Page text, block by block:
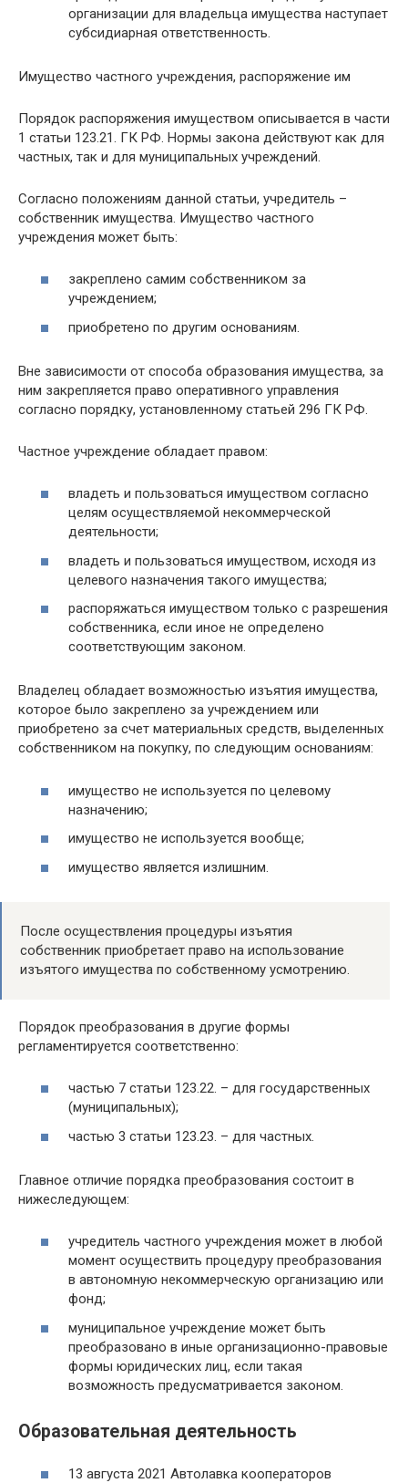
организации для владельца имущества наступает
субсидиарная ответственность.
Имущество частного учреждения, распоряжение им
Порядок распоряжения имуществом описывается в части
1 статьи 123.21. ГК РФ. Нормы закона действуют как для
частных, так и для муниципальных учреждений.
Согласно положениям данной статьи, учредитель –
собственник имущества. Имущество частного
учреждения может быть:
закреплено самим собственником за
учреждением;
приобретено по другим основаниям.
Вне зависимости от способа образования имущества, за
ним закрепляется право оперативного управления
согласно порядку, установленному статьей 296 ГК РФ.
Частное учреждение обладает правом:
владеть и пользоваться имуществом согласно
целям осуществляемой некоммерческой
деятельности;
владеть и пользоваться имуществом, исходя из
целевого назначения такого имущества;
распоряжаться имуществом только с разрешения
собственника, если иное не определено
соответствующим законом.
Владелец обладает возможностью изъятия имущества,
которое было закреплено за учреждением или
приобретено за счет материальных средств, выделенных
собственником на покупку, по следующим основаниям:
имущество не используется по целевому
назначению;
имущество не используется вообще;
имущество является излишним.
После осуществления процедуры изъятия
собственник приобретает право на использование
изъятого имущества по собственному усмотрению.
Порядок преобразования в другие формы
регламентируется соответственно:
частью 7 статьи 123.22. – для государственных
(муниципальных);
частью 3 статьи 123.23. – для частных.
Главное отличие порядка преобразования состоит в
нижеследующем:
учредитель частного учреждения может в любой
момент осуществить процедуру преобразования
в автономную некоммерческую организацию или
фонд;
муниципальное учреждение может быть
преобразовано в иные организационно-правовые
формы юридических лиц, если такая
возможность предусматривается законом.
Образовательная деятельность
13 августа 2021 Автолавка кооператоров